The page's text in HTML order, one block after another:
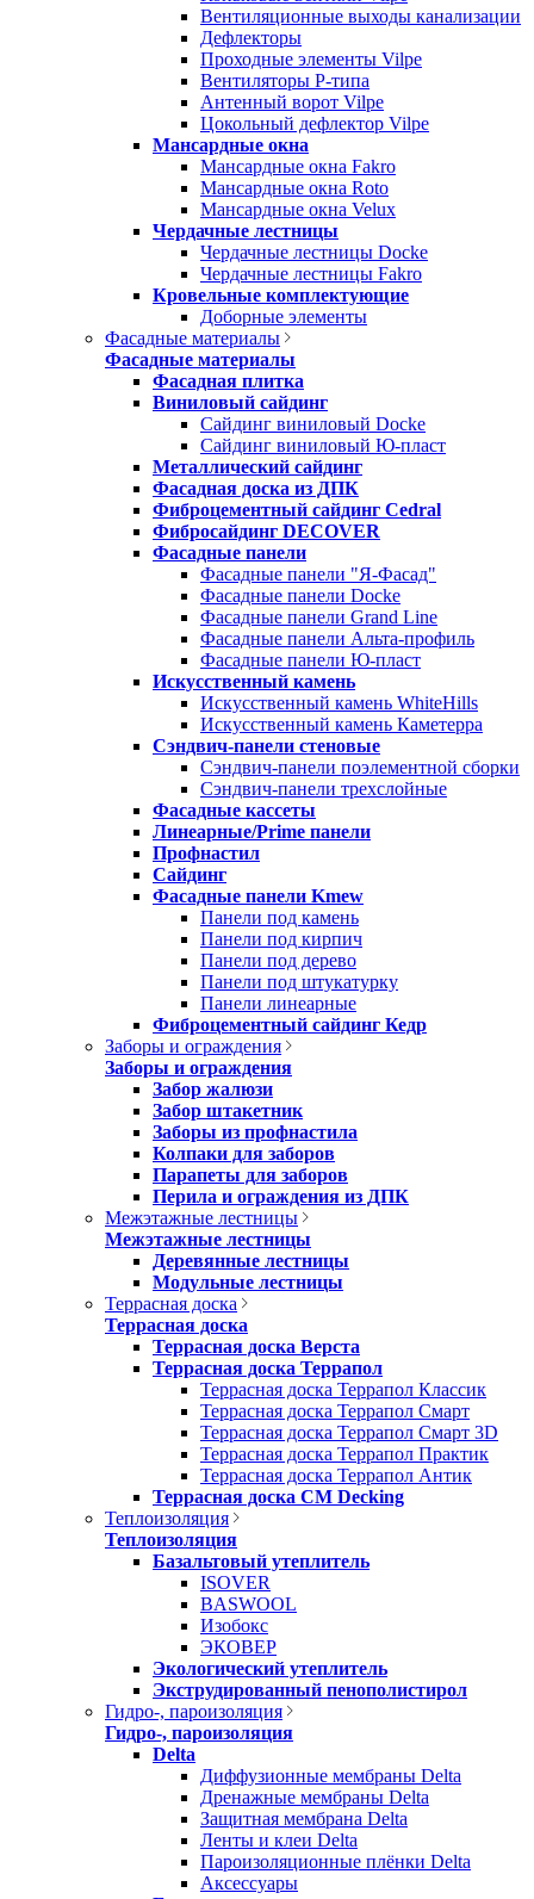
Вентиляционные выходы канализации
Дефлекторы
Проходные элементы Vilpe
Вентиляторы P-типа
Антенный ворот Vilpe
Цокольный дефлектор Vilpe
Мансардные окна
Мансардные окна Fakro
Мансардные окна Roto
Мансардные окна Velux
Чердачные лестницы
Чердачные лестницы Docke
Чердачные лестницы Fakro
Кровельные комплектующие
Доборные элементы
Фасадные материалы
Фасадные материалы
Фасадная плитка
Виниловый сайдинг
Сайдинг виниловый Docke
Сайдинг виниловый Ю-пласт
Металлический сайдинг
Фасадная доска из ДПК
Фиброцементный сайдинг Cedral
Фибросайдинг DECOVER
Фасадные панели
Фасадные панели "Я-Фасад"
Фасадные панели Docke
Фасадные панели Grand Line
Фасадные панели Альта-профиль
Фасадные панели Ю-пласт
Искусственный камень
Искусственный камень WhiteHills
Искусственный камень Каметерра
Сэндвич-панели стеновые
Сэндвич-панели поэлементной сборки
Сэндвич-панели трехслойные
Фасадные кассеты
Линеарные/Prime панели
Профнастил
Сайдинг
Фасадные панели Kmew
Панели под камень
Панели под кирпич
Панели под дерево
Панели под штукатурку
Панели линеарные
Фиброцементный сайдинг Кедр
Заборы и ограждения
Заборы и ограждения
Забор жалюзи
Забор штакетник
Заборы из профнастила
Колпаки для заборов
Парапеты для заборов
Перила и ограждения из ДПК
Межэтажные лестницы
Межэтажные лестницы
Деревянные лестницы
Модульные лестницы
Террасная доска
Террасная доска
Террасная доска Верста
Террасная доска Террапол
Террасная доска Террапол Классик
Террасная доска Террапол Смарт
Террасная доска Террапол Смарт 3D
Террасная доска Террапол Практик
Террасная доска Террапол Антик
Террасная доска CM Decking
Теплоизоляция
Теплоизоляция
Базальтовый утеплитель
ISOVER
BASWOOL
Изобокс
ЭКОВЕР
Экологический утеплитель
Экструдированный пенополистирол
Гидро-, пароизоляция
Гидро-, пароизоляция
Delta
Диффузионные мембраны Delta
Дренажные мембраны Delta
Защитная мембрана Delta
Ленты и клеи Delta
Пароизоляционные плёнки Delta
Аксессуары